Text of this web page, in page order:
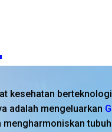
kesehatan
adalah mengeluarkan
mengharmoniskan